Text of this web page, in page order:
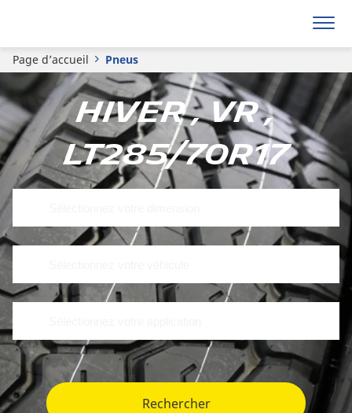
Page d’accueil Pneus
Hiver , VR ,
LT285/70R17
Rechercher